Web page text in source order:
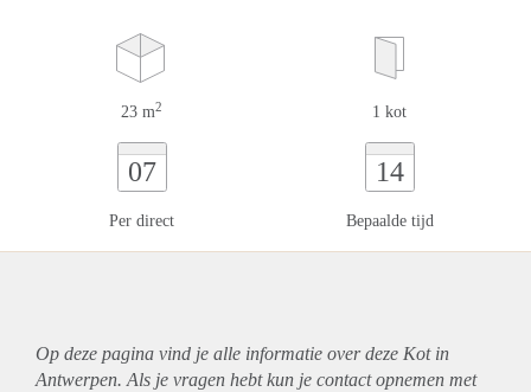
23 m2 1 kot
07
Per direct
14
Bepaalde tijd
Op deze pagina vind je alle informatie over deze Kot in
Antwerpen. Als je vragen hebt kun je contact opnemen met